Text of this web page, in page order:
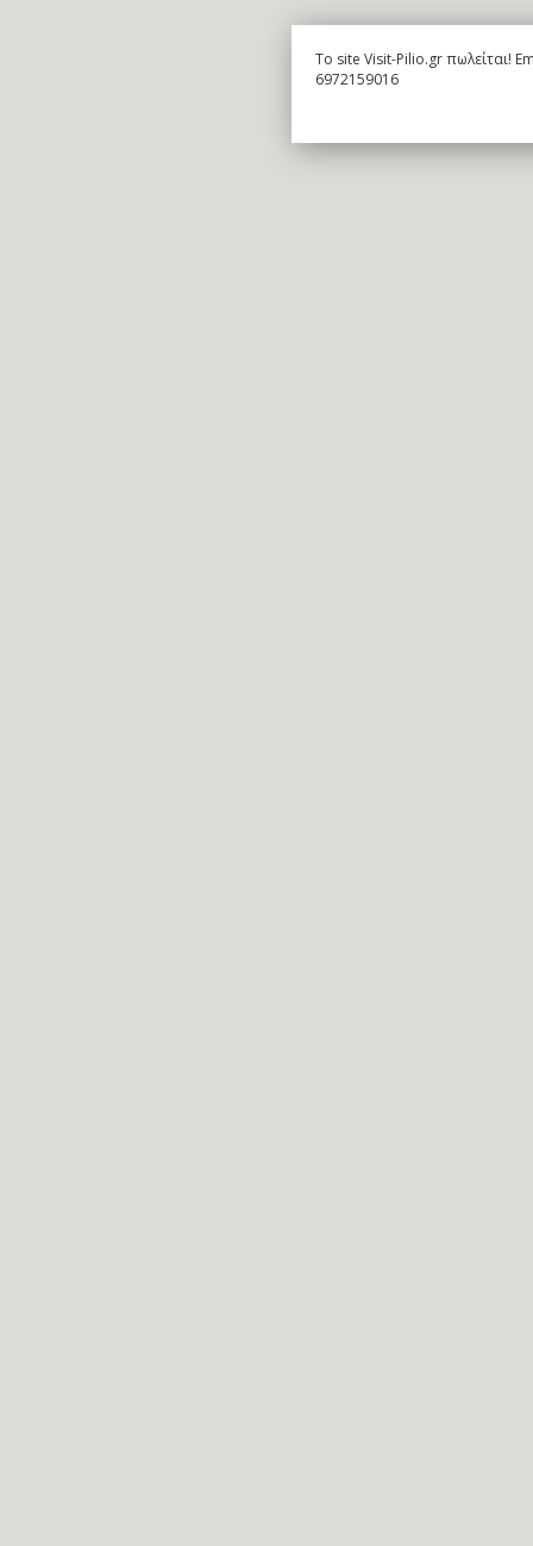
To site Visit-Pilio.gr πωλείται!
6972159016